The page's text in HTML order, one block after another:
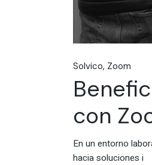
Solvico Zoom
con
En un entorno
hacia soluciones i